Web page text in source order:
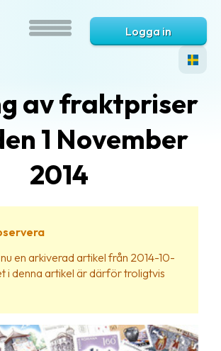
Logga in
av fraktpriser
1 November
2014
en arkiverad artikel från 2014-10-
i denna artikel är därför troligtvis